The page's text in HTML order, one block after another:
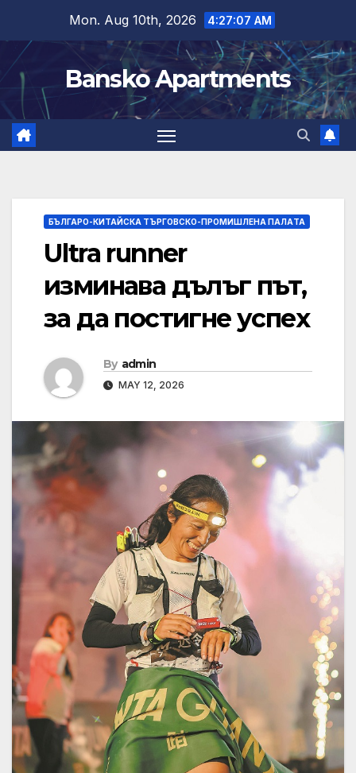
content
Mon. Aug 10th, 2026 4:27:08 AM
Bansko Apartments
БЪЛГАРО-КИТАЙСКА ТЪРГОВСКО-ПРОМИШЛЕНА ПАЛAТА
Ultra runner
изминава дълъг път,
за да постигне успех
By admin
MAY 12, 2026